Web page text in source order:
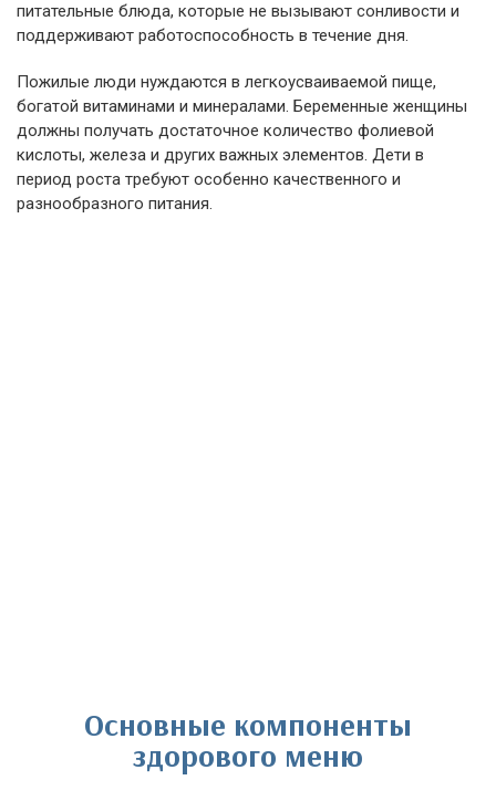
питательные блюда, которые не вызывают сонливости и
поддерживают работоспособность в течение дня.
Пожилые люди нуждаются в легкоусваиваемой пище,
богатой витаминами и минералами. Беременные женщины
должны получать достаточное количество фолиевой
кислоты, железа и других важных элементов. Дети в
период роста требуют особенно качественного и
разнообразного питания.
Основные компоненты
здорового меню